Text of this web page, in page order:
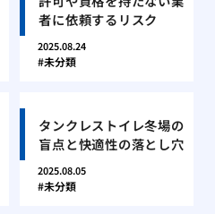
者に依頼するリスク
2025.08.24
未分類
タンクレストイレ冬場の
盲点と快適性の落とし穴
2025.08.05
未分類